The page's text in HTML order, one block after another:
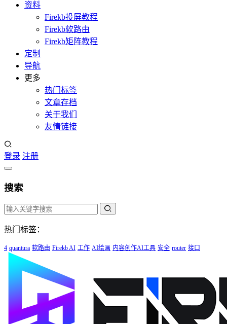
资料
Firekb投屏教程
Firekb软路由
Firekb矩阵教程
定制
导航
更多
热门标签
文章存档
关于我们
友情链接
登录 注册
搜索
热门标签：
4 quantura 软路由 Firekb AI 工作 AI绘画 内容创作AI工具 安全 router 接口